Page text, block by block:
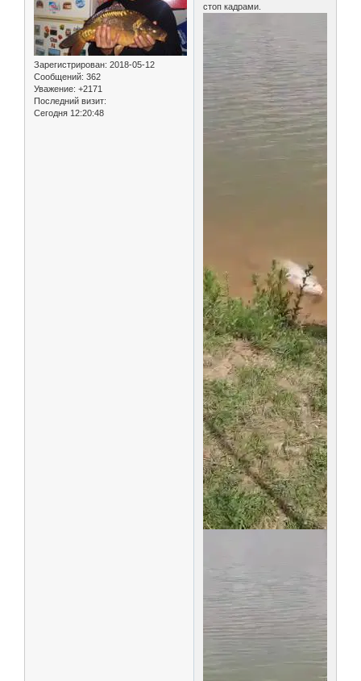
Зарегистрирован: 2018-05-12
Сообщений: 362
Уважение: +2171
Последний визит:
Сегодня 12:20:48
стоп кадрами.